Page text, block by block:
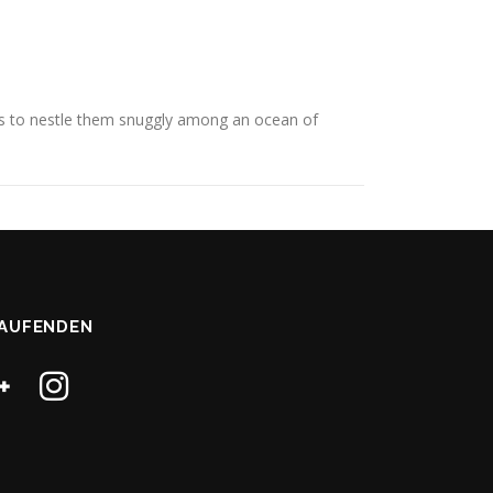
nestle them snuggly among an ocean of